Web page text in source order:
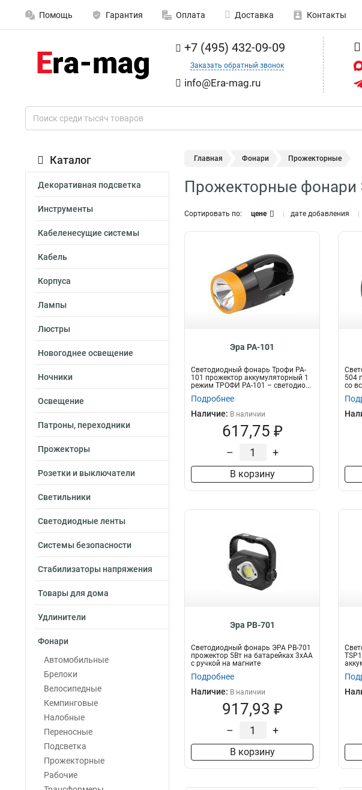
Помощь Гарантия Оплата Доставка Контакты
+7 (495) 432-09-09
Заказать обратный звонок
info@Era-mag.ru
Каталог
Декоративная подсветка
Инструменты
Кабеленесущие системы
Кабель
Корпуса
Лампы
Люстры
Новогоднее освещение
Ночники
Освещение
Патроны, переходники
Прожекторы
Розетки и выключатели
Светильники
Светодиодные ленты
Системы безопасности
Стабилизаторы напряжения
Товары для дома
Удлинители
Фонари
Автомобильные
Брелоки
Велосипедные
Кемпинговые
Налобные
Переносные
Подсветка
Прожекторные
Рабочие
Главная Фонари Прожекторные
Прожекторные фонари
Сортировать по: цене дате добавления
Эра PA-101
Светодиодный фонарь Трофи PA-
101 прожектор аккумуляторный 1
режим ТРОФИ РА-101 – светодио...
Подробнее
Наличие: В наличии
617,75 ₽
– +
В корзину
504
со
Эра PB-701
Светодиодный фонарь ЭРА PB-701
прожектор 5Вт на батарейках 3хАА
с ручкой на магните
Подробнее
Наличие: В наличии
917,93 ₽
– +
В корзину